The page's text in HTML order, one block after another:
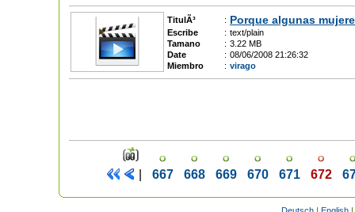
TitulÃ³ : Porque algunas
Escribe : text/plain
Tamano
: 3.22 MB
Date
: 08/06/2008 21:26:32
Miembro
: virago
667 668 669 670 671 672